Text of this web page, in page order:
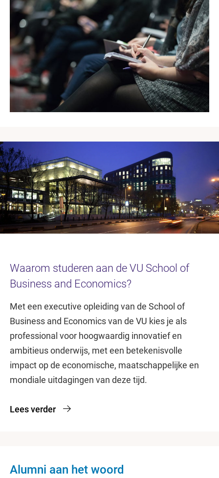
Waarom studeren aan de VU School of
Business and Economics?
Met een executive opleiding van de School of
Business and Economics van de VU kies je als
professional voor hoogwaardig innovatief en
ambitieus onderwijs, met een betekenisvolle
impact op de economische, maatschappelijke en
mondiale uitdagingen van deze tijd.
Lees verder
Alumni aan het woord